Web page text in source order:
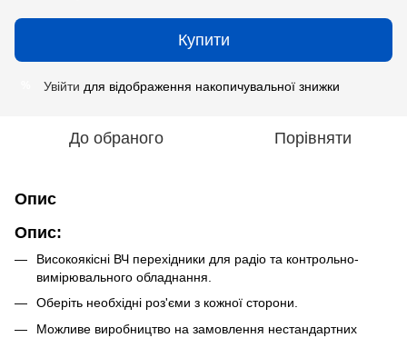
Купити
Увійти для відображення накопичувальної знижки
До обраного Порівняти
Опис
Опис:
Високоякісні ВЧ перехідники для радіо та контрольно-
вимірювального обладнання.
Оберіть необхідні роз'єми з кожної сторони.
Можливе виробництво на замовлення нестандартних